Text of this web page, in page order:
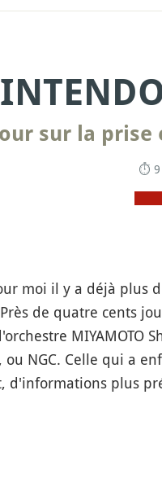
sur la prise
⏱ 9
moi il y a déjà plus
de quatre cents
NGC. Celle qui a
plus